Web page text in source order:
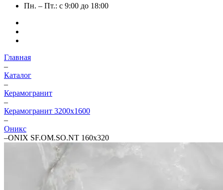
Пн. – Пт.: с 9:00 до 18:00
Главная
–
Каталог
–
Керамогранит
–
Керамогранит 3200х1600
–
Оникс
–ONIX SF.OM.SO.NT 160х320